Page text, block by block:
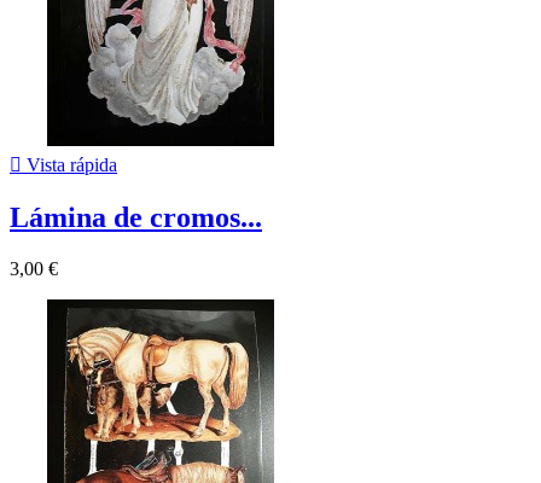
 Vista rápida
Lámina de cromos...
3,00 €